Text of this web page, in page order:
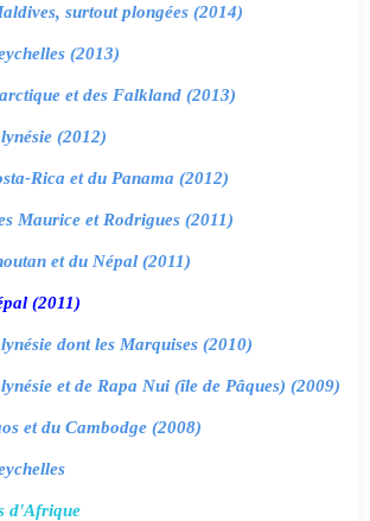
surtout plongées (2014)
(2013)
et des Falkland (2013)
(2012)
Rica et du Panama (2012)
Maurice et Rodrigues (2011)
et du Népal (2011)
(2011)
dont les Marquises (2010)
et de Rapa Nui (île de Pâques) (2009)
et du Cambodge (2008)
d'Afrique